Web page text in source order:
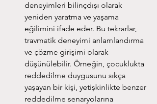
deneyimleri bilinçdışı olarak
yeniden yaratma ve yaşama
eğilimini ifade eder. Bu tekrarlar,
travmatik deneyimi anlamlandırma
ve çözme girişimi olarak
düşünülebilir. Örneğin, çocuklukta
reddedilme duygusunu sıkça
yaşayan bir kişi, yetişkinlikte benzer
reddedilme senaryolarına